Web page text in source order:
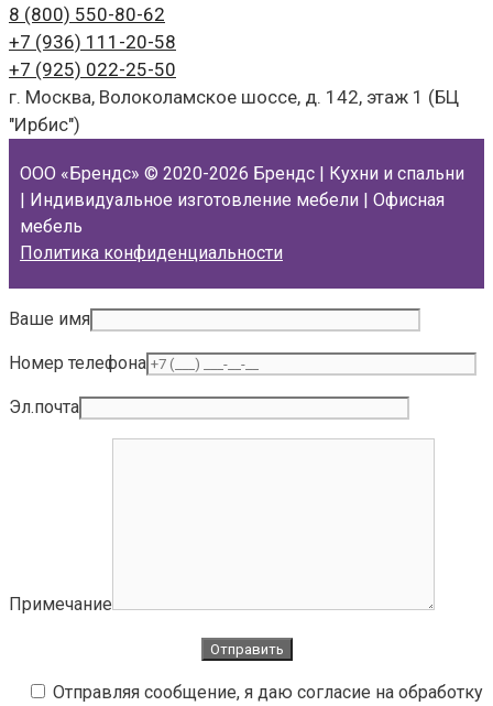
8 (800) 550-80-62
+7 (936) 111-20-58
+7 (925) 022-25-50
г. Москва, Волоколамское шоссе, д. 142, этаж 1 (БЦ
"Ирбис")
ООО «Брендс» © 2020-2026 Брендс | Кухни и спальни
| Индивидуальное изготовление мебели | Офисная
мебель
Политика конфиденциальности
Ваше имя
Номер телефона
Эл.почта
Примечание
Отправляя сообщение, я даю согласие на обработку